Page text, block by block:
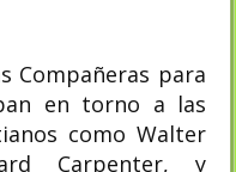
Compañeras para
en torno a las
como Walter
Carpenter, y